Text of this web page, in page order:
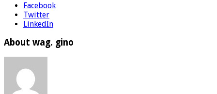
Facebook
Twitter
LinkedIn
About wag. gino